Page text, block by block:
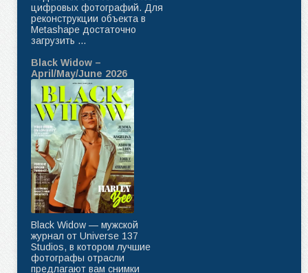
цифровых фотографий. Для
реконструкции объекта в
Metashape достаточно
загрузить ...
Black Widow –
April/May/June 2026
Black Widow — мужской
журнал от Universe 137
Studios, в котором лучшие
фотографы отрасли
предлагают вам снимки